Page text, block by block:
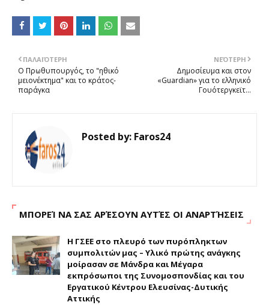
ΝΕΌΤΕΡΗ
Δημοσίευμα και στον
«Guardian» για το ελληνικό
Γουότεργκεϊτ...
ΠΑΛΑΙΌΤΕΡΗ
Ο Πρωθυπουργός, το "ηθικό
μειονέκτημα" και το κράτος-
παράγκα
Posted by: Faros24
ΜΠΟΡΕΊ ΝΑ ΣΑΣ ΑΡΈΣΟΥΝ ΑΥΤΈΣ ΟΙ ΑΝΑΡΤΉΣΕΙΣ
H ΓΣΕΕ στο πλευρό των πυρόπληκτων
συμπολιτών μας – Υλικό πρώτης ανάγκης
μοίρασαν σε Μάνδρα και Μέγαρα
εκπρόσωποι της Συνομοσπονδίας και του
Εργατικού Κέντρου Ελευσίνας-Δυτικής
Αττικής